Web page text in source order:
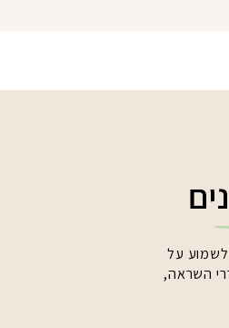
לשמוע על
השראה,